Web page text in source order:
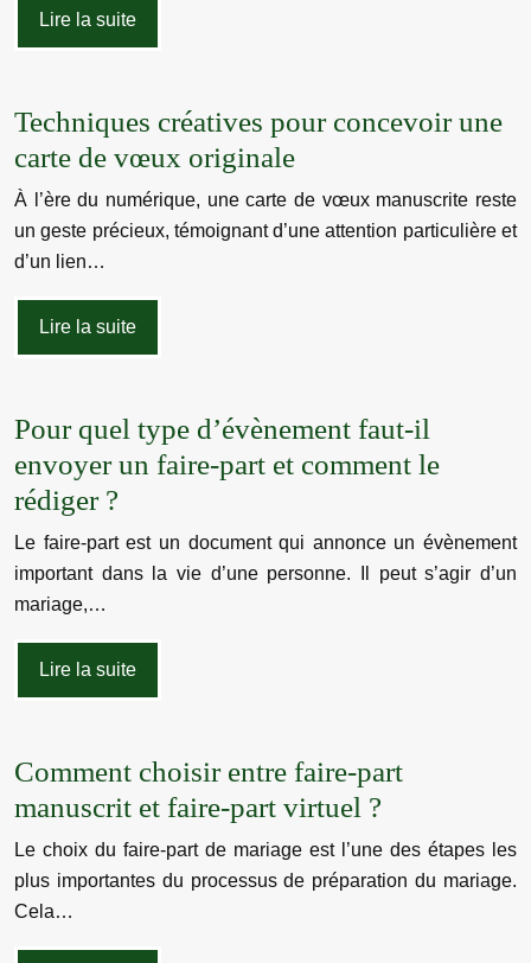
Lire la suite
Techniques créatives pour concevoir une
carte de vœux originale
À l’ère du numérique, une carte de vœux manuscrite reste
un geste précieux, témoignant d’une attention particulière et
d’un lien…
Lire la suite
Pour quel type d’évènement faut-il
envoyer un faire-part et comment le
rédiger ?
Le faire-part est un document qui annonce un évènement
important dans la vie d’une personne. Il peut s’agir d’un
mariage,…
Lire la suite
Comment choisir entre faire-part
manuscrit et faire-part virtuel ?
Le choix du faire-part de mariage est l’une des étapes les
plus importantes du processus de préparation du mariage.
Cela…